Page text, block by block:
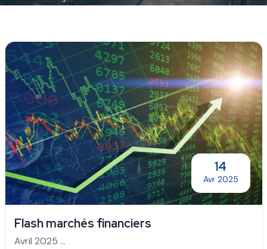
14
Avr 2025
Flash marchés financiers
Avril 2025 ...